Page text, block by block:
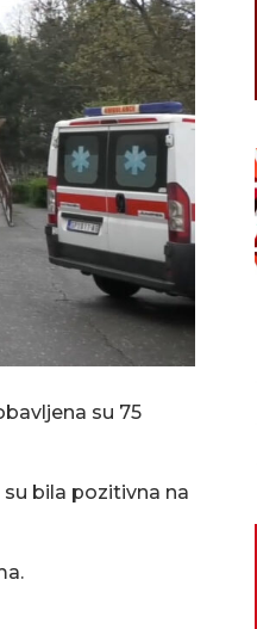
su 75
bila pozitivna na